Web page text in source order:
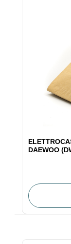
DAEWOO